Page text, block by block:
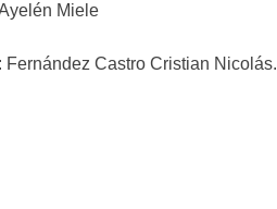
Miele
Castro Cristian Nicolás.